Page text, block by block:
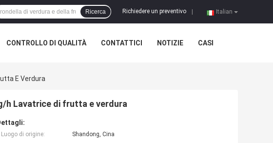
Italian
Richiedere un preventivo
Ricerca
CONTROLLO DI QUALITÀ CONTATTICI NOTIZIE CASI
E Verdura
h Lavatrice di frutta e verdura
Luogo di origine:
Shandong, Cina